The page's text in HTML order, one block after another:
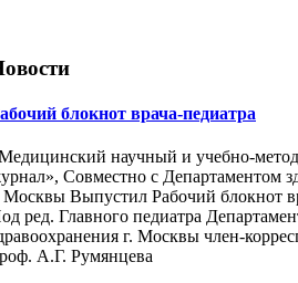
блокнот врача-педиатра
научный и учебно-
Совместно с Департаментом
Москвы Выпустил Рабочий блокнот
ред. Главного педиатра
г. Москвы член-
А.Г. Румянцева